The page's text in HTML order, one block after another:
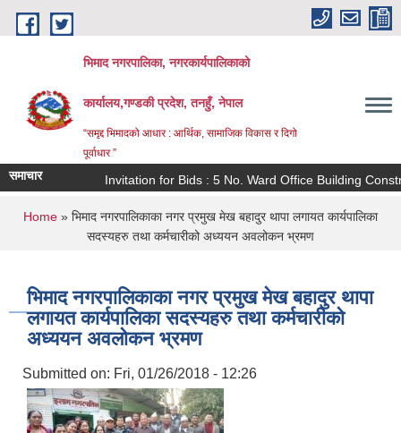
Skip to main content
भिमाद नगरपालिका, नगरकार्यपालिकाको
कार्यालय,गण्डकी प्रदेश, तनहुँ, नेपाल
“समृद्द भिमादको आधार : आर्थिक, सामाजिक विकास र दिगो
पूर्वाधार ”
समाचार Invitation for Bids : 5 No. Ward Office Building
You are here
Home » भिमाद नगरपालिकाका नगर प्रमुख मेख बहादुर थापा लगायत कार्यपालिका
सदस्यहरु तथा कर्मचारीको अध्ययन अवलोकन भ्रमण
भिमाद नगरपालिकाका नगर प्रमुख मेख बहादुर थापा
लगायत कार्यपालिका सदस्यहरु तथा कर्मचारीको
अध्ययन अवलोकन भ्रमण
Submitted on: Fri, 01/26/2018 - 12:26